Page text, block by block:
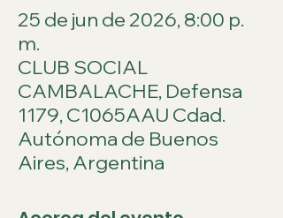
25 de jun de 2026, 8:00 p.
m.
CLUB SOCIAL
CAMBALACHE, Defensa
1179, C1065AAU Cdad.
Autónoma de Buenos
Aires, Argentina